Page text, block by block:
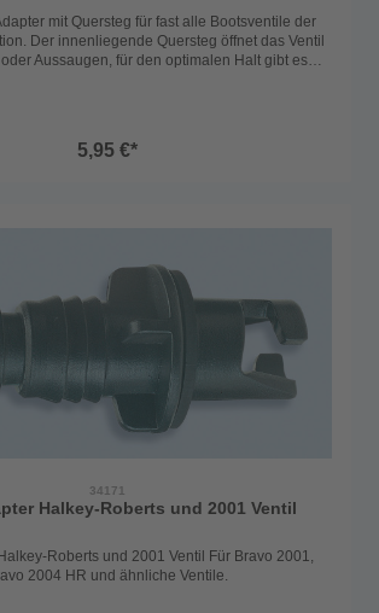
mit Quersteg für fast alle Bootsventile der
Der innenliegende Quersteg öffnet das Ventil
Aussaugen, für den optimalen Halt gibt es
5,95 €*
34171
Halkey-Roberts und 2001 Ventil
Roberts und 2001 Ventil Für Bravo 2001,
2004 HR und ähnliche Ventile.